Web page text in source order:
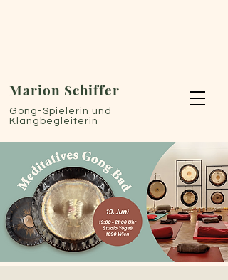
Marion Schiffer
Gong-Spielerin und
Klangbegleiterin